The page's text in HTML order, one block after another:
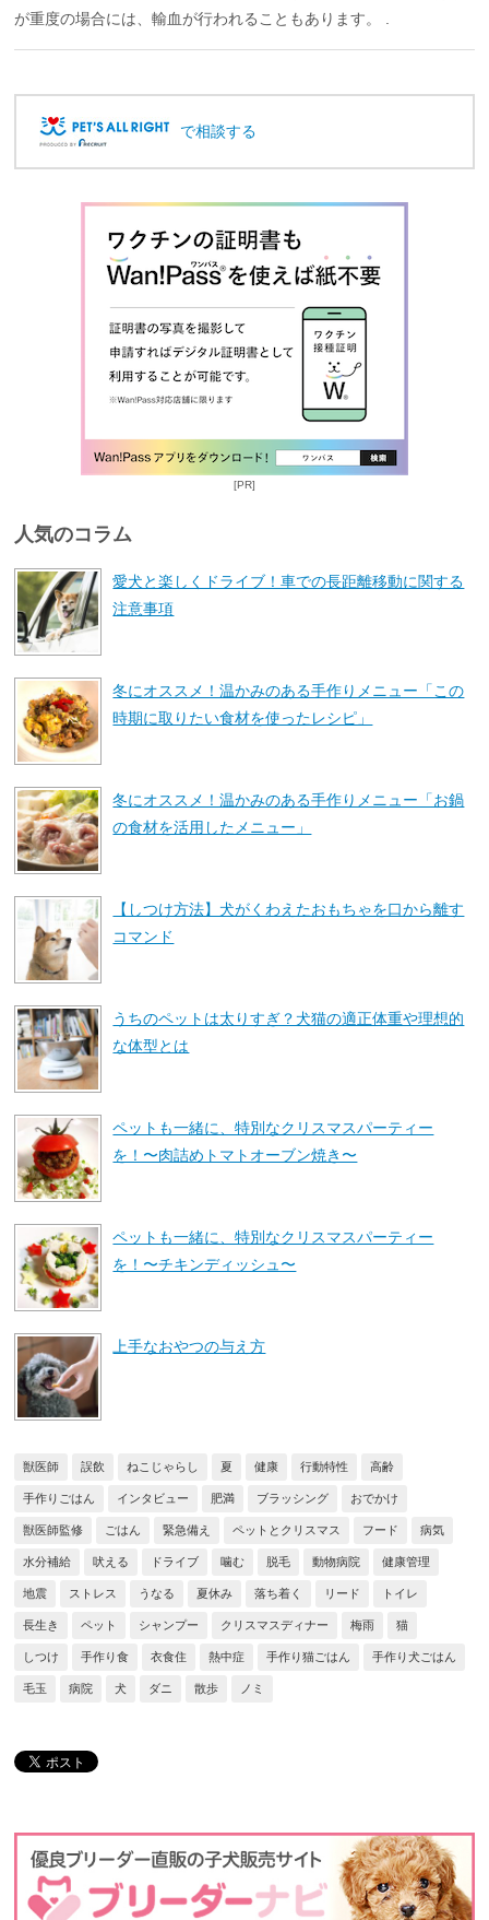
が重度の場合には、輸血が行われることもあります。 .
で相談する
[PR]
人気のコラム
愛犬と楽しくドライブ！車での長距離移動に関する
注意事項
冬にオススメ！温かみのある手作りメニュー「この
時期に取りたい食材を使ったレシピ」
冬にオススメ！温かみのある手作りメニュー「お鍋
の食材を活用したメニュー」
【しつけ方法】犬がくわえたおもちゃを口から離す
コマンド
うちのペットは太りすぎ？犬猫の適正体重や理想的
な体型とは
ペットも一緒に、特別なクリスマスパーティー
を！〜肉詰めトマトオーブン焼き〜
ペットも一緒に、特別なクリスマスパーティー
を！〜チキンディッシュ〜
上手なおやつの与え方
獣医師 誤飲 ねこじゃらし 夏 健康 行動特性 高齢
手作りごはん インタビュー 肥満 ブラッシング おでかけ
獣医師監修 ごはん 緊急備え ペットとクリスマス フード 病気
水分補給 吠える ドライブ 噛む 脱毛 動物病院 健康管理
地震 ストレス うなる 夏休み 落ち着く リード トイレ
長生き ペット シャンプー クリスマスディナー 梅雨 猫
しつけ 手作り食 衣食住 熱中症 手作り猫ごはん 手作り犬ごはん
毛玉 病院 犬 ダニ 散歩 ノミ